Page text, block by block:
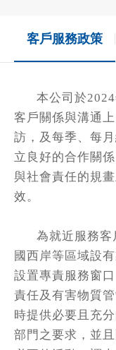
客戶服務政策
本公司於2024
客戶關係與溝通
訪，及每季、每
立良好的合作關
與社會責任的規
效。
為就近服務客
國西岸等區域設
設置專責服務窗
責任及有害物質
時提供必要且充
部門之要求，並